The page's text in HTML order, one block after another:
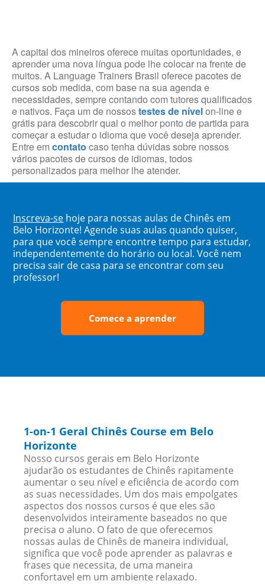
A capital dos mineiros oferece muitas oportunidades, e
aprender uma nova língua pode lhe colocar na frente de
muitos. A Language Trainers Brasil oferece pacotes de
cursos sob medida, com base na sua agenda e
necessidades, sempre contando com tutores qualificados
e nativos. Faça um de nossostestes de nívelon-line e
grátis para descobrir qual o melhor ponto de partida para
começar a estudar o idioma que você deseja aprender.
Entre em contato caso tenha dúvidas sobre nossos
vários pacotes de cursos de idiomas, todos
personalizados para melhor lhe atender.
Inscreva-se hoje para nossas aulas de Chinês em
Belo Horizonte! Agende suas aulas quando quiser,
para que você sempre encontre tempo para estudar,
independentemente do horário ou local. Você nem
precisa sair de casa para se encontrar com seu
professor!
Comece a aprender
1-on-1 Geral Chinês Course em Belo
Horizonte
Nosso cursos gerais em Belo Horizonte
ajudarão os estudantes de Chinês rapitamente
aumentar o seu nível e eficiência de acordo com
as suas necessidades. Um dos mais empolgates
aspectos dos nossos cursos é que eles são
desenvolvidos inteiramente baseados no que
precisa o aluno. O fato de que oferecemos
nossas aulas de Chinês de maneira individual,
significa que você pode aprender as palavras e
frases que necessita, de uma maneira
confortavel em um ambiente relaxado.